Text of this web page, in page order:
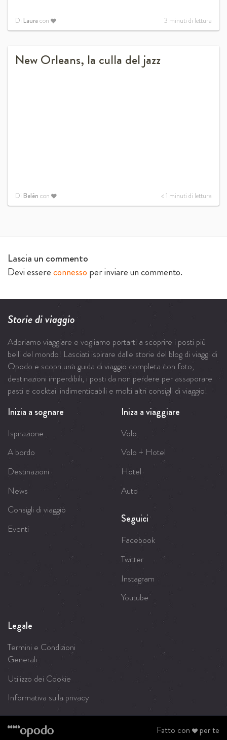
Di Laura con 3 minuti di lettura
New Orleans, la culla del jazz
Di Belén con < 1 minuti di lettura
Lascia un commento
Devi essereconnesso per inviare un commento.
Storie di viaggio
Adoriamo viaggiare e vogliamo portarti a scoprire i posti più
belli del mondo! Lasciati ispirare dalle storie del blog di viaggi di
Opodo e scopri una guida di viaggio completa con foto,
destinazioni imperdibili, i posti da non perdere per assaporare
pasti e cocktail indimenticabili e molti altri consigli di viaggio!
Inizia a sognare
Ispirazione
A bordo
Destinazioni
News
Consigli di viaggio
Eventi
Iniza a viaggiare
Volo
Volo + Hotel
Hotel
Auto
Seguici
Facebook
Twitter
Instagram
Youtube
Legale
Termini e Condizioni
Generali
Utilizzo dei Cookie
Informativa sulla privacy
Fatto con per te